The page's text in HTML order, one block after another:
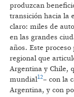
produzcan
transición hacia la
claro: miles de
en las grandes
años. Este
regional que
Argentina y Chile,
mundial12– con la
Argentina, y con